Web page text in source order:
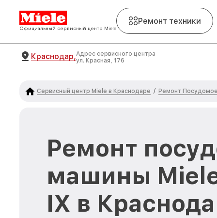
Официальный сервисный центр Miele
Ремонт техники
Краснодар,Адрес сервисного центра
ул. Красная, 176
Сервисный центр Miele в Краснодаре / Ремонт
Ремонт
машины Miele
IX в